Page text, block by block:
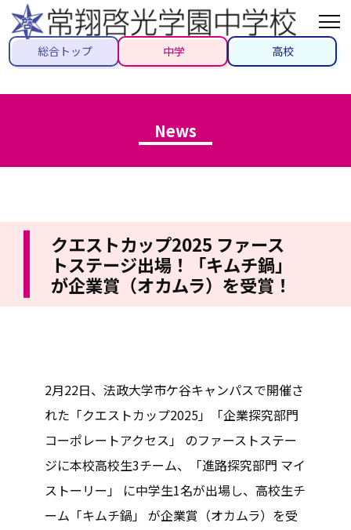
総合トップ 中学 高校
News
クエストカップ2025 ファース
トステージ出場！「キムチ鍋」
が企業賞（オカムラ）を受賞！
2月22日、法政大学市ケ谷キャンパスで開催さ
れた「クエストカップ2025」「企業探究部門
コーポレートアクセス」 のファーストステー
ジに本校高校生3チーム、「進路探究部門 マイ
ストーリー」 に中学生1名が出場し、高校生チ
ーム「キムチ鍋」 が企業賞（オカムラ）を受